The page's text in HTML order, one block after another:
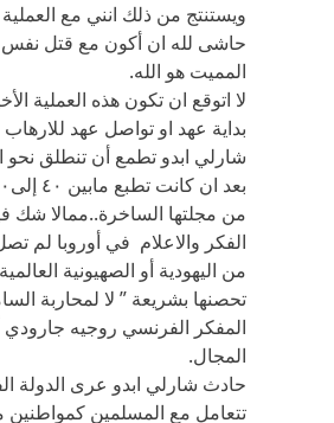
ويستنتج من ذلك انني مع العملية
حاشى لله ان أكون مع قتل نفس
المميت هو الله.
لا اتوقع ان تكون هذه العملية
بداية عهد او تواصل عهد للارهاب
شارلي ابدو تطمع أن تنطلق نحو
من مجلتها الساخرة..ممالا شك
الفكر والاعلام في أوروبا لم
من اليهودية أو الصهيونية
تحصنها بشريعة ” لا لمحاربة
المفكر الفرنسي روجيه
المجال.
حادث شارلي ابدو عرى الدولة
تتعامل مع المسلمين كمواطنين